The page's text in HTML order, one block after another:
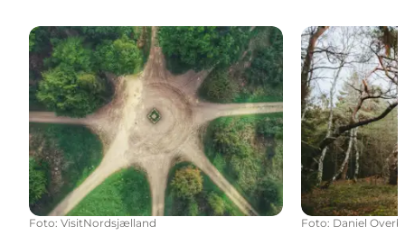
Die Parforcejagd-Landschaft in Nordseeland
Foto: VisitNordsjælland
Troldeskoven
Foto: Daniel